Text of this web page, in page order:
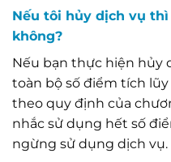
Nếu tôi hủy dịch vụ
không?
Nếu bạn thực hiện hủy
toàn bộ số điểm tích
theo quy định của
nhắc sử dụng hết số
ngừng sử dụng dịch vụ.